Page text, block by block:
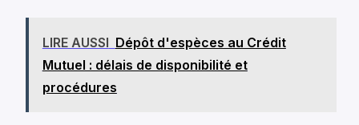
LIRE AUSSI Dépôt d'espèces au Crédit
Mutuel : délais de disponibilité et
procédures